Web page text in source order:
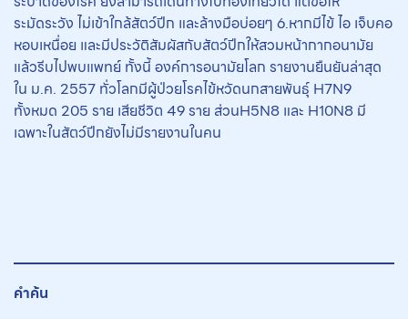
ระมัดระวัง ไม่เข้าใกล้สัตว์ปีก และล้างมือบ่อยๆ 6.หากมีไข้ ไอ เจ็บคอ
หอบเหนื่อย และมีประวัติสัมผัสกับสัตว์ปีกให้สวมหน้ากากอนามัย
แล้วรีบไปพบแพทย์ ทั้งนี้ องค์การอนามัยโลก รายงานยืนยันล่าสุด
ใน ม.ค. 2557 ทั่วโลกมีผู้ป่วยโรคไข้หวัดนกสายพันธุ์ H7N9
ทั้งหมด 205 ราย เสียชีวิต 49 ราย ส่วนH5N8 และ H10N8 มี
เฉพาะในสัตว์ปีกยังไม่มีรายงานในคน
คำค้น